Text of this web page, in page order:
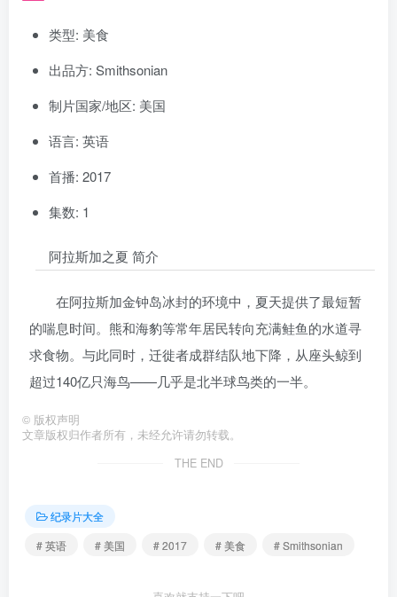
类型: 美食
出品方: Smithsonian
制片国家/地区: 美国
语言: 英语
首播: 2017
集数: 1
阿拉斯加之夏 简介
在阿拉斯加金钟岛冰封的环境中，夏天提供了最短暂
的喘息时间。熊和海豹等常年居民转向充满鲑鱼的水道寻
求食物。与此同时，迁徙者成群结队地下降，从座头鲸到
超过140亿只海鸟——几乎是北半球鸟类的一半。
© 版权声明
文章版权归作者所有，未经允许请勿转载。
THE END
纪录片大全
# 英语
# 美国 # 2017 # 美食 # Smithsonian